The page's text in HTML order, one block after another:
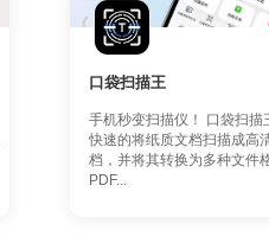
口袋扫描王
手机秒变扫描仪！ 口袋扫描
快速的将纸质文档扫描成高
档，并将其转换为多种文件
PDF...